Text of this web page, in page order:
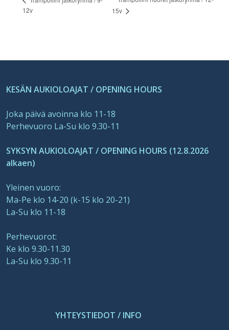
12v
15v
KESÄN AUKIOLOAJAT / OPENING HOURS
Joka päivä avoinna klo 11-18
Perhevuoro La-Su klo 9.30-11
SYKSYN AUKIOLOAJAT / OPENING HOURS (12.8.2026
alkaen)
Yleinen vuoro:
Ma-Pe klo 14-20 (k-15 klo 20-21)
La-Su klo 11-18
Perhevuorot:
Ke klo 9.30-11.30
La-Su klo 9.30-11
YHTEYSTIEDOT / INFO